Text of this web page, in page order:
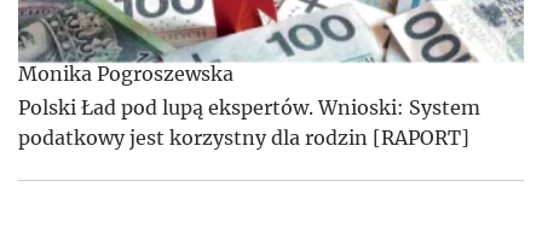
Monika Pogroszewska
Polski Ład pod lupą ekspertów. Wnioski: System
podatkowy jest korzystny dla rodzin [RAPORT]